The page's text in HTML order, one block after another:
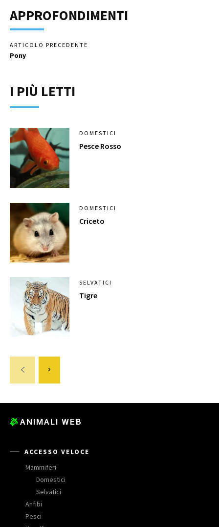
APPROFONDIMENTI
ARTICOLO PRECEDENTE
Pony
I PIÙ LETTI
DOMESTICI
Pesce Rosso
DOMESTICI
Criceto
SELVATICI
Tigre
ANIMALI WEB
ACCESSO VELOCE
Mammiferi
Domestici
Selvatici
Anfibi
Pesci